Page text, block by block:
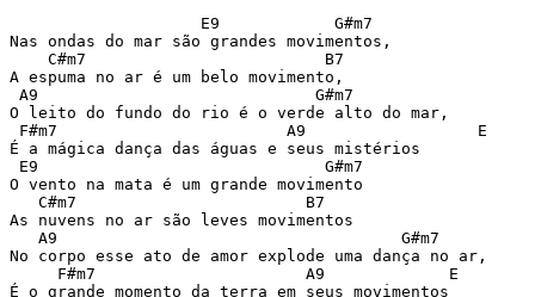
                    E9            G#m7
Nas ondas do mar são grandes movimentos,
    C#m7                         B7
A espuma no ar é um belo movimento,
A9                             G#m7
O leito do fundo do rio é o verde alto do mar,
F#m7                        A9                  E
É a mágica dança das águas e seus mistérios
E9                              G#m7
O vento na mata é um grande movimento
   C#m7                        B7
As nuvens no ar são leves movimentos
   A9                                    G#m7
No corpo esse ato de amor explode uma dança no ar,
     F#m7                      A9             E
É o grande momento da terra em seus movimentos